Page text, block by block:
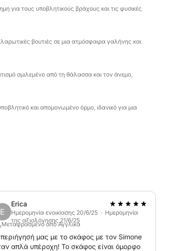
για τους υποβλητικούς βράχους και τις φυσικές
βουτιές σε μια ατμόσφαιρα γαλήνης και
σμιλεμένο από τη θάλασσα και τον άνεμο,
και απομονωμένο όρμο, ιδανικό για μια
E
Erica
Ημερομηνία ενοικίασης 20/6/25 · Ημερομηνία
της αξιολόγησης 21/6/25
Μεταφρασμένο από Αγγλικά
μας με το σκάφος με τον Simone
απλά υπέροχη! Το σκάφος είναι όμορφο